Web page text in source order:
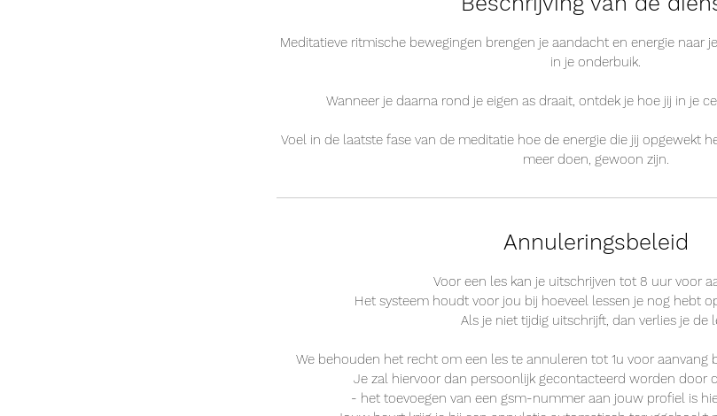
Meditatieve ritmische bewegingen brengen je aandacht en energie naar
in je onderbuik.
Wanneer je daarna rond je eigen as draait, ontdek je hoe jij in je
Voel in de laatste fase van de meditatie hoe de energie die jij opgewekt
meer doen, gewoon zijn.
Annuleringsbeleid
Voor een les kan je uitschrijven tot 8 uur voor
Het systeem houdt voor jou bij hoeveel lessen je nog hebt
Als je niet tijdig uitschrijft, dan verlies je de
We behouden het recht om een les te annuleren tot 1u voor aanvang
Je zal hiervoor dan persoonlijk gecontacteerd worden door
- het toevoegen van een gsm-nummer aan jouw profiel is